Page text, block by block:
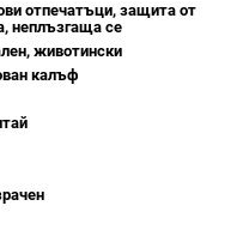
отпечатъци, защита от
неплъзгаща се
животински
калъф